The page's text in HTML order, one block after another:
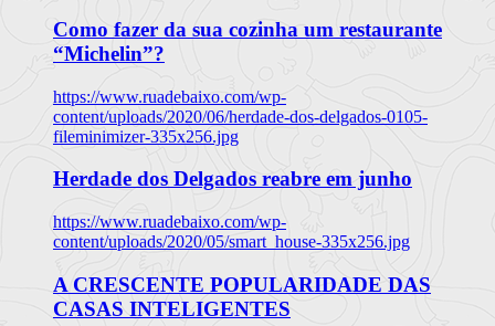
Como fazer da sua cozinha um restaurante
“Michelin”?
https://www.ruadebaixo.com/wp-
content/uploads/2020/06/herdade-dos-delgados-0105-
fileminimizer-335x256.jpg
Herdade dos Delgados reabre em junho
https://www.ruadebaixo.com/wp-
content/uploads/2020/05/smart_house-335x256.jpg
A CRESCENTE POPULARIDADE DAS
CASAS INTELIGENTES